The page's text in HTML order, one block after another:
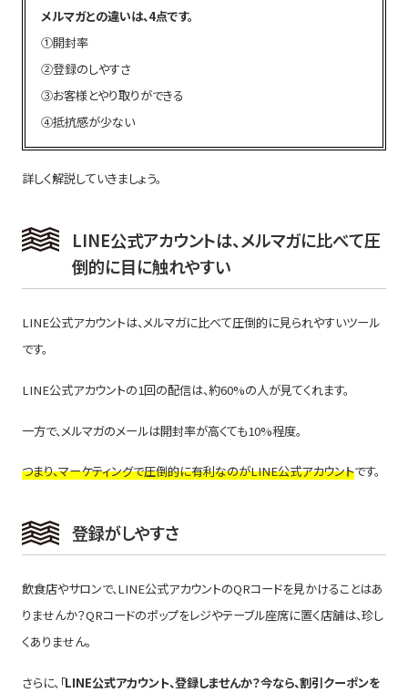
メルマガとの違いは、4点です。
①開封率
②登録のしやすさ
③お客様とやり取りができる
④抵抗感が少ない
詳しく解説していきましょう。
LINE公式アカウントは、メルマガに比べて圧
倒的に目に触れやすい
LINE公式アカウントは、メルマガに比べて圧倒的に見られやすいツール
です。
LINE公式アカウントの1回の配信は、約60%の人が見てくれます。
一方で、メルマガのメールは開封率が高くても10%程度。
つまり、マーケティングで圧倒的に有利なのがLINE公式アカウントです。
登録がしやすさ
飲食店やサロンで、LINE公式アカウントのQRコードを見かけることはあ
りませんか？QRコードのポップをレジやテーブル座席に置く店舗は、珍し
くありません。
さらに、「LINE公式アカウント、登録しませんか？今なら、割引クーポンを